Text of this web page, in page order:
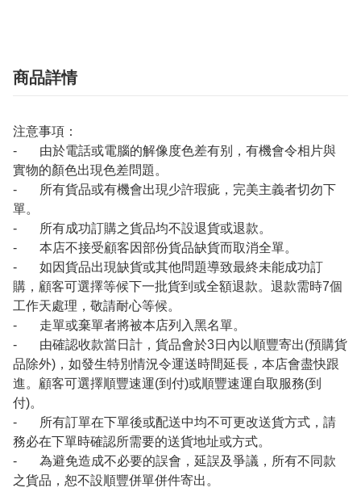
商品詳情
注意事項：
- 由於電話或電腦的解像度色差有别，有機會令相片與
實物的顏色出現色差問題。
- 所有貨品或有機會出現少許瑕疵，完美主義者切勿下
單。
- 所有成功訂購之貨品均不設退貨或退款。
- 本店不接受顧客因部份貨品缺貨而取消全單。
- 如因貨品出現缺貨或其他問題導致最終未能成功訂
購，顧客可選擇等候下一批貨到或全額退款。退款需時7個
工作天處理，敬請耐心等候。
- 走單或棄單者將被本店列入黑名單。
- 由確認收款當日計，貨品會於3日內以順豐寄出(預購貨
品除外)，如發生特別情況令運送時間延長，本店會盡快跟
進。顧客可選擇順豐速運(到付)或順豐速運自取服務(到
付)。
- 所有訂單在下單後或配送中均不可更改送貨方式，請
務必在下單時確認所需要的送貨地址或方式。
- 為避免造成不必要的誤會，延誤及爭議，所有不同款
之貨品，恕不設順豐併單併件寄出。